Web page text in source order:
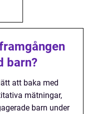
barn?
att baka med
mätningar,
barn under